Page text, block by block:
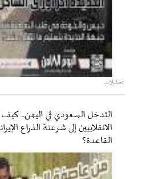
تحليلات
التدخل السعودي في اليمن..
الانقلابيين إلى شرعنة الذراع
القاعدة؟